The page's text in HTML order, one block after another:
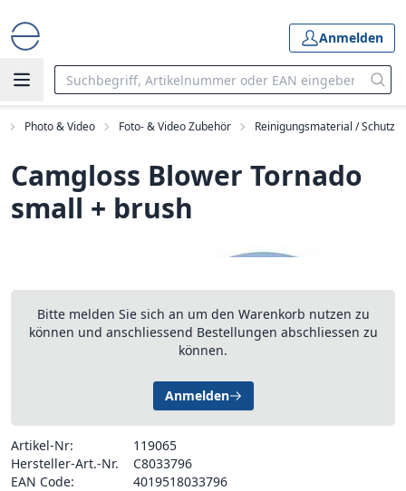
Anmelden
Photo & Video Foto- & Video Zubehör Reinigungsmaterial / Schutz
Camgloss Blower Tornado
small + brush
Bitte melden Sie sich an um den Warenkorb nutzen zu
können und anschliessend Bestellungen abschliessen zu
können.
Anmelden
Artikel-Nr:
119065
Hersteller-Art.-Nr.
C8033796
EAN Code:
4019518033796